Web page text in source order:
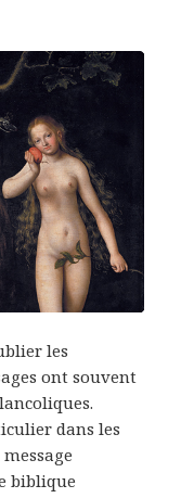
les
ont souvent
dans les
biblique